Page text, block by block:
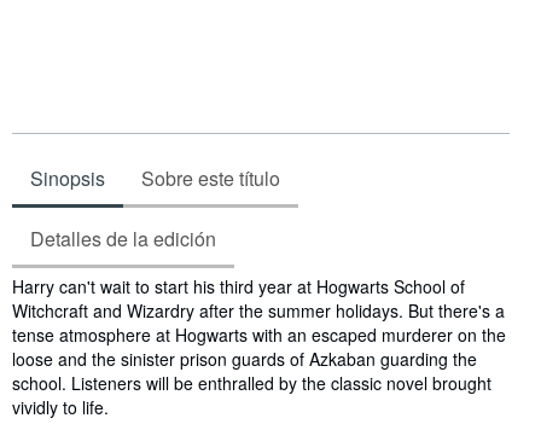
Sinopsis Sobre este título
Detalles de la edición
Sinopsis
Harry can't wait to start his third year at Hogwarts School of
Witchcraft and Wizardry after the summer holidays. But there's a
tense atmosphere at Hogwarts with an escaped murderer on the
loose and the sinister prison guards of Azkaban guarding the
school. Listeners will be enthralled by the classic novel brought
vividly to life.